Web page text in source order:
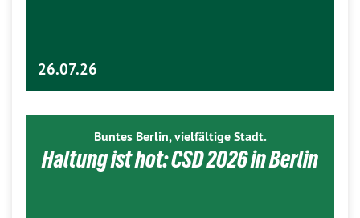
26.07.26
Buntes Berlin, vielfältige Stadt.
Haltung ist hot: CSD 2026 in Berlin